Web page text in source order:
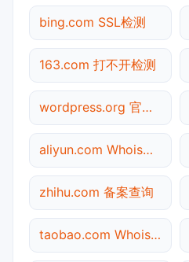
bing.com SSL检测
163.com 打不开检测
wordpress.org 官网入口
aliyun.com Whois查询
zhihu.com 备案查询
taobao.com Whois查询